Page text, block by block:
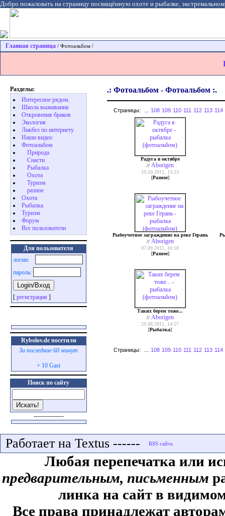
Добро пожаловать на страницу посвящённую охоте и рыбалке,
Главная страница / Фотоальбом /
Разделы:
Интересное рядом.
Школа выживания
Откровения браков
Экология
Ликбез по интернету
Наши видео
Фотоальбом
Природа
Cнасти
Рыбалка
Охота
Туризм
разное
Охота
Pыбалка
Туризм
Форум
Все пользователи
Для пользователя
логин:
пароль:
[ регистрация ]
Rybolov.de посетили
За последние 60 минут
+ 10 Gast
Поиск по сайту
---------------
.: Фотоальбом - Фотоальбом :.
Страницы: 108 109 110 111 112 113 114
Радуга в октябре
// Aborigen
10.10.2011, 13:23
[Разное]
Рыбоучетное заграждение на реке Герань
// Aborigen
07.09.2011, 10:18
[Разное]
Таких берем тоже...
// Aborigen
29.08.2011, 14:57
[Рыбалка]
Страницы: 108 109 110 111 112 113 114
Работает на Textus ------
Любая перепечатка или
предварительным, письменным
линка на сайт в
Все права принадлежат